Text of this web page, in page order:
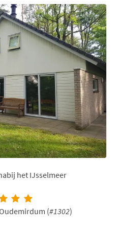
het IJsselmeer
(#1302)